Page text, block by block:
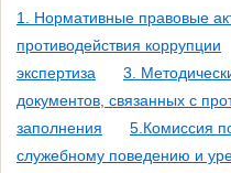
1. Нормативные правовые
противодействия коррупции
экспертиза
3.
документов, связанных с
заполнения
5.Комиссия
служебному поведению и